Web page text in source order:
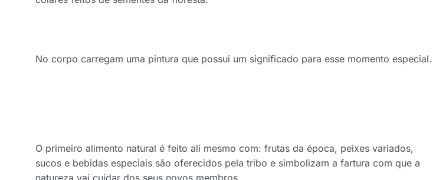
No corpo carregam uma pintura que possui um significado para esse momento especial.
O primeiro alimento natural é feito ali mesmo com: frutas da época, peixes variados,
sucos e bebidas especiais são oferecidos pela tribo e simbolizam a fartura com que a
natureza vai cuidar dos seus novos membros.